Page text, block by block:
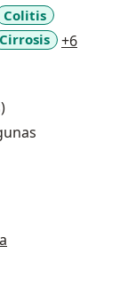
Colitis
Cirrosis +6